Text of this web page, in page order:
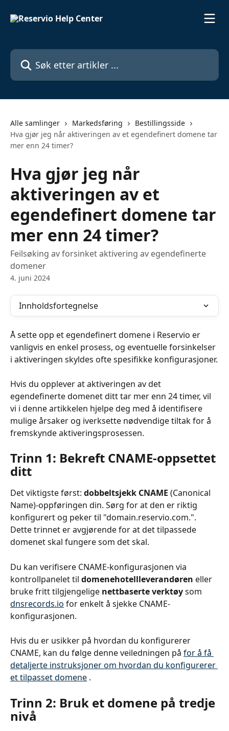
Søk etter artikler ...
Alle samlinger Markedsføring
Bestillingsside
Hva gjør jeg når aktiveringen av et egendefinert domene tar
mer enn 24 timer?
Hva gjør jeg når
aktiveringen av et
egendefinert domene tar
mer enn 24 timer?
Feilsøking av forsinket aktivering av egendefinerte
domener
4. juni 2024
Innholdsfortegnelse
Å sette opp et egendefinert domene i Reservio er
vanligvis en enkel prosess, og eventuelle forsinkelser
i aktiveringen skyldes ofte spesifikke konfigurasjoner.
Hvis du opplever at aktiveringen av det
egendefinerte domenet ditt tar mer enn 24 timer, vil
vi i denne artikkelen hjelpe deg med å identifisere
mulige årsaker og iverksette nødvendige tiltak for å
fremskynde aktiveringsprosessen.
Trinn 1: Bekreft CNAME-oppsettet
ditt
Det viktigste først: dobbeltsjekk CNAME (Canonical
Name)-oppføringen din. Sørg for at den er riktig
konfigurert og peker til "domain.reservio.com.".
Dette trinnet er avgjørende for at det tilpassede
domenet skal fungere som det skal.
Du kan verifisere CNAME-konfigurasjonen via
kontrollpanelet til domenehotellleverandøren eller
bruke fritt tilgjengelige nettbaserte verktøy som
dnsrecords.io for enkelt å sjekke CNAME-
konfigurasjonen.
Hvis du er usikker på hvordan du konfigurerer
CNAME, kan du følge denne veiledningen på for å få
detaljerte instruksjoner om hvordan du konfigurerer
et tilpasset domene .
Trinn 2: Bruk et domene på tredje
nivå